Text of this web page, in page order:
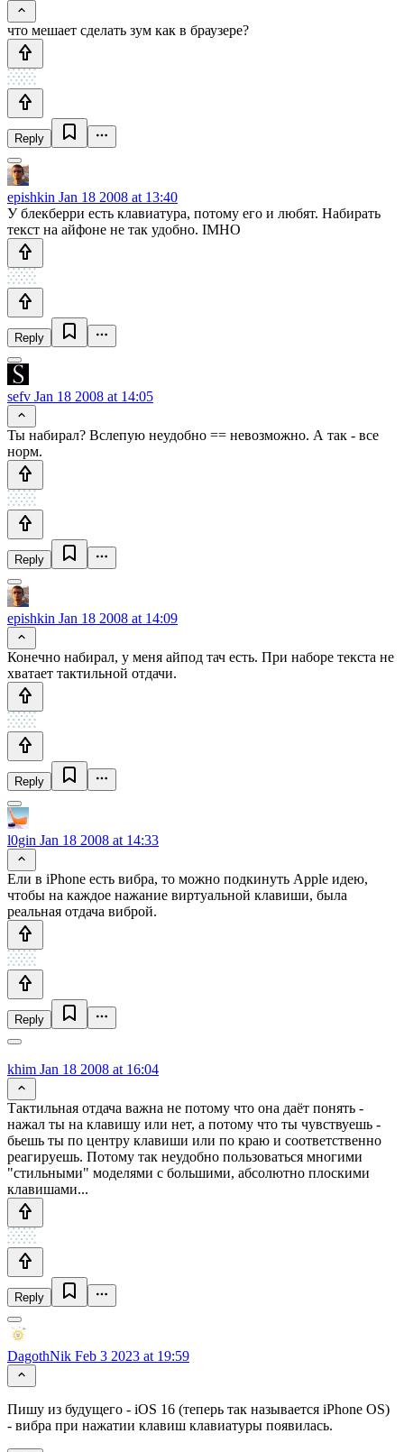
что мешает сделать зум как в браузере?
Reply
epishkin Jan 18 2008 at 13:40
У блекберри есть клавиатура, потому его и любят. Набирать
текст на айфоне не так удобно. IMHO
Reply
sefv Jan 18 2008 at 14:05
Ты набирал? Вслепую неудобно == невозможно. А так - все
норм.
Reply
epishkin Jan 18 2008 at 14:09
Конечно набирал, у меня айпод тач есть. При наборе текста не
хватает тактильной отдачи.
Reply
l0gin Jan 18 2008 at 14:33
Ели в iPhone есть вибра, то можно подкинуть Apple идею,
чтобы на каждое нажание виртуальной клавиши, была
реальная отдача виброй.
Reply
khim Jan 18 2008 at 16:04
Тактильная отдача важна не потому что она даёт понять -
нажал ты на клавишу или нет, а потому что ты чувствуешь -
бьешь ты по центру клавиши или по краю и соответственно
реагируешь. Потому так неудобно пользоваться многими
"стильными" моделями с большими, абсолютно плоскими
клавишами...
Reply
DagothNik Feb 3 2023 at 19:59
Пишу из будущего - iOS 16 (теперь так называется iPhone OS)
- вибра при нажатии клавиш клавиатуры появилась.